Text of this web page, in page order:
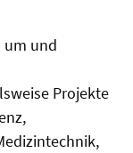
um und
Projekte